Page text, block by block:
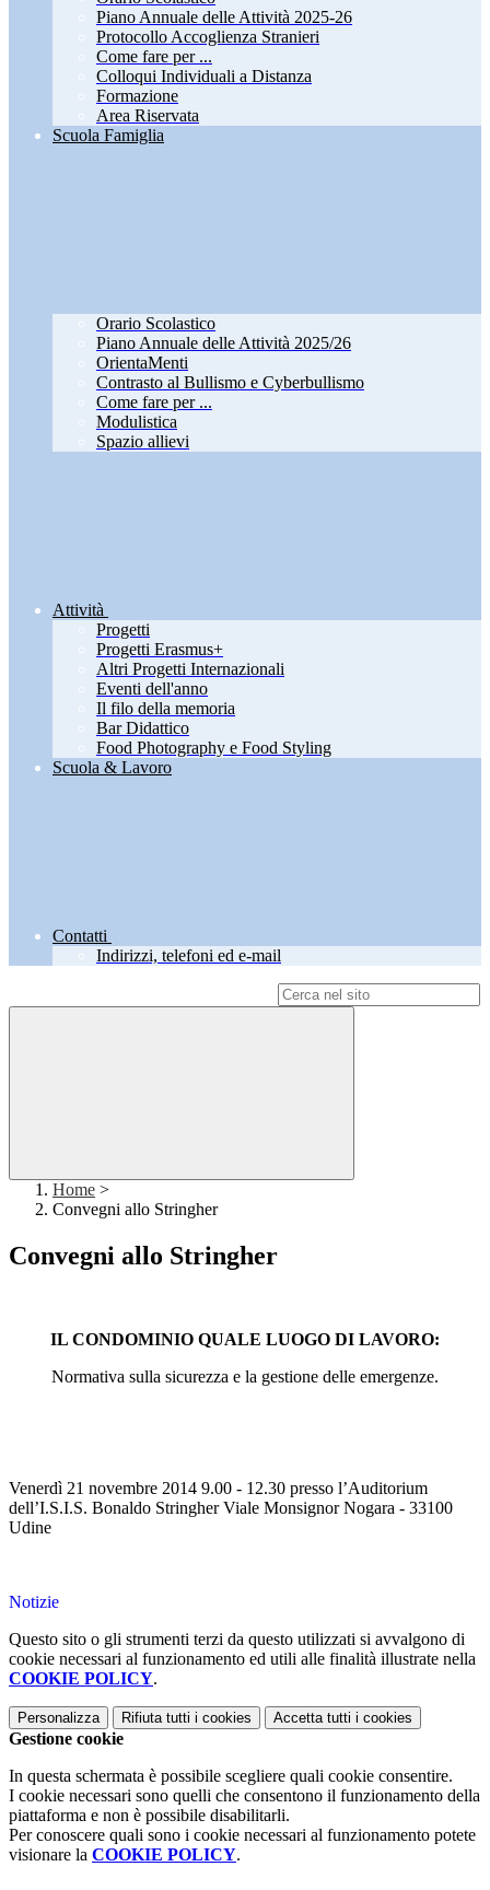
Piano Annuale delle Attività 2025-26
Protocollo Accoglienza Stranieri
Come fare per ...
Colloqui Individuali a Distanza
Formazione
Area Riservata
Scuola Famiglia
Orario Scolastico
Piano Annuale delle Attività 2025/26
OrientaMenti
Contrasto al Bullismo e Cyberbullismo
Come fare per ...
Modulistica
Spazio allievi
Attività
Progetti
Progetti Erasmus+
Altri Progetti Internazionali
Eventi dell'anno
Il filo della memoria
Bar Didattico
Food Photography e Food Styling
Scuola & Lavoro
Contatti
Indirizzi, telefoni ed e-mail
Home >
Convegni allo Stringher
Convegni allo Stringher
IL CONDOMINIO QUALE LUOGO DI LAVORO:
Normativa sulla sicurezza e la gestione delle emergenze.
Venerdì 21 novembre 2014 9.00 - 12.30 presso l’Auditorium
dell’I.S.I.S. Bonaldo Stringher Viale Monsignor Nogara - 33100
Udine
Notizie
Questo sito o gli strumenti terzi da questo utilizzati si avvalgono di
cookie necessari al funzionamento ed utili alle finalità illustrate nella
COOKIE POLICY.
Personalizza Rifiuta tutti i cookies Accetta tutti i cookies
Gestione cookie
In questa schermata è possibile scegliere quali cookie consentire.
I cookie necessari sono quelli che consentono il funzionamento della
piattaforma e non è possibile disabilitarli.
Per conoscere quali sono i cookie necessari al funzionamento potete
visionare la COOKIE POLICY.